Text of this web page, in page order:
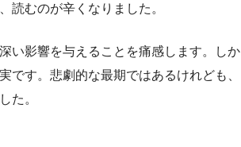
読むのが辛くなりました。
い影響を与えることを痛感します。しか
です。悲劇的な最期ではあるけれども、
た。